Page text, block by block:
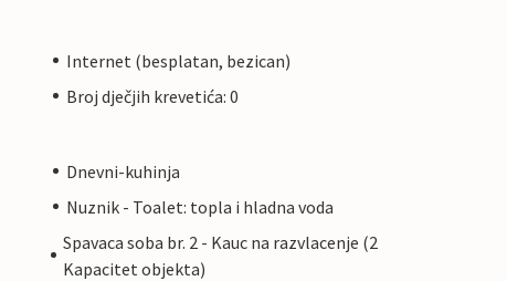
Internet (besplatan, bezican)
Broj dječjih krevetića: 0
Dnevni-kuhinja
Nuznik - Toalet: topla i hladna voda
Spavaca soba br. 2 - Kauc na razvlacenje (2
Kapacitet objekta)